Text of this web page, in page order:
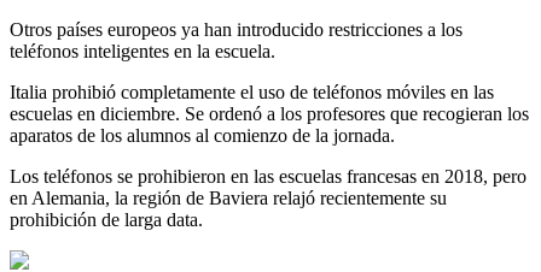
Otros países europeos ya han introducido restricciones a los
teléfonos inteligentes en la escuela.
Italia prohibió completamente el uso de teléfonos móviles en las
escuelas en diciembre. Se ordenó a los profesores que recogieran los
aparatos de los alumnos al comienzo de la jornada.
Los teléfonos se prohibieron en las escuelas francesas en 2018, pero
en Alemania, la región de Baviera relajó recientemente su
prohibición de larga data.